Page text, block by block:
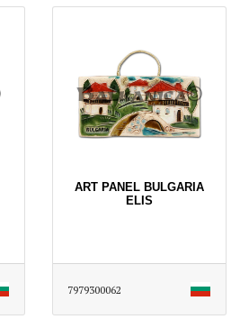
ART PANEL BULGARIA
ELIS
7979300062